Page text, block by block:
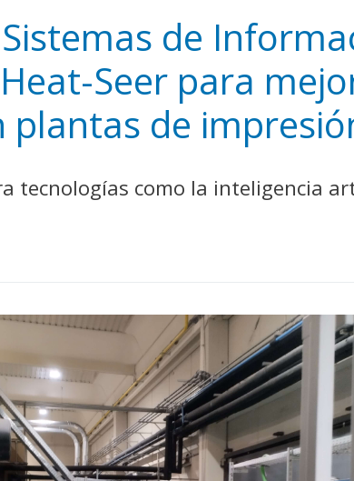
Facebook
Bluesky
LinkedIn
Share
de
Seer para
plantas de
tecnologías como la inteligencia